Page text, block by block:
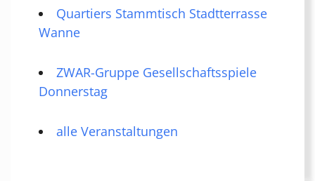
Quartiers Stammtisch Stadtterrasse
Wanne
ZWAR-Gruppe Gesellschaftsspiele
Donnerstag
alle Veranstaltungen